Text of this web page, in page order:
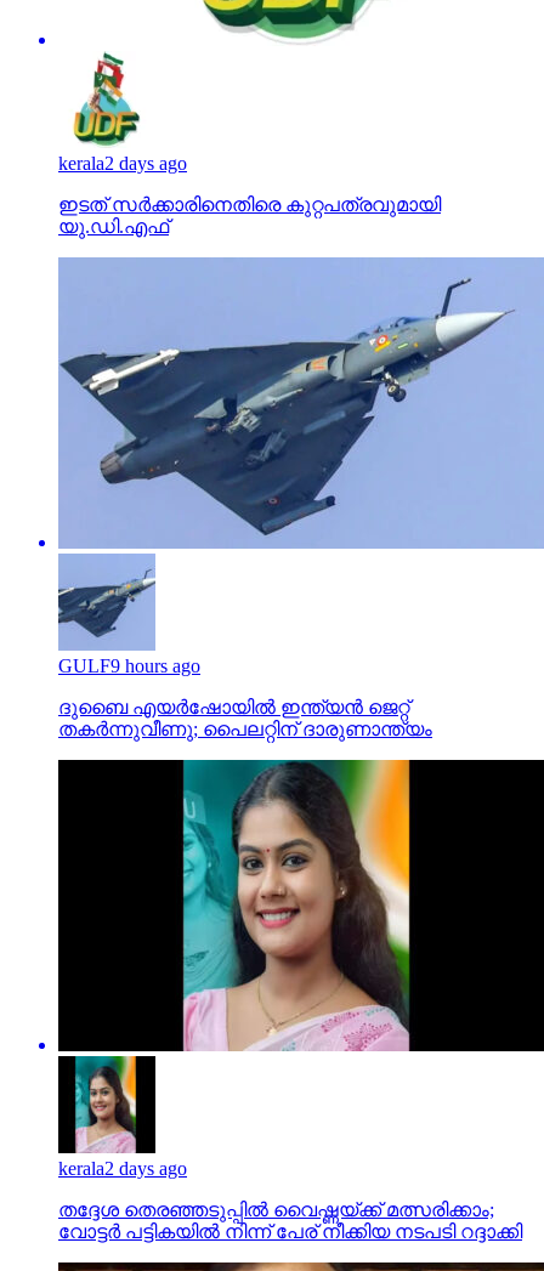
kerala2 days ago
ഇടത് സര്‍ക്കാരിനെതിരെ കുറ്റപത്രവുമായി
യു.ഡി.എഫ്
GULF9 hours ago
ദുബൈ എയര്‍ഷോയില്‍ ഇന്ത്യന്‍ ജെറ്റ്
തകര്‍ന്നുവീണു; പൈലറ്റിന് ദാരുണാന്ത്യം
kerala2 days ago
തദ്ദേശ തെരഞ്ഞടുപ്പില്‍ വൈഷ്ണയ്ക്ക് മത്സരിക്കാം;
വോട്ടര്‍ പട്ടികയില്‍ നിന്ന് പേര് നീക്കിയ നടപടി റദ്ദാക്കി